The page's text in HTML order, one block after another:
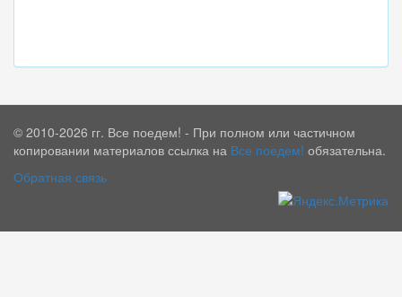
© 2010-2026 гг. Все поедем! - При полном или частичном
копировании материалов ссылка на Все поедем! обязательна.
Обратная связь